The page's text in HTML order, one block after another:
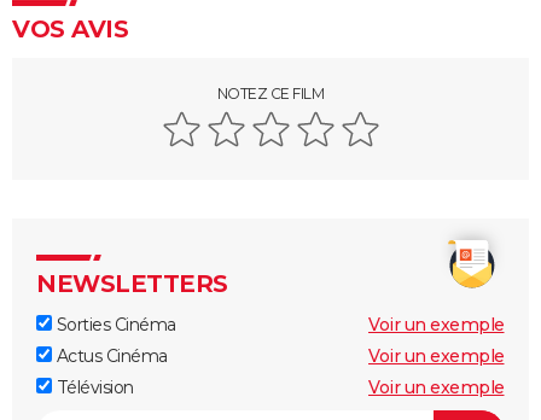
VOS AVIS
NOTEZ CE FILM
NEWSLETTERS
Sorties Cinéma
Voir un exemple
Actus Cinéma
Voir un exemple
Télévision
Voir un exemple